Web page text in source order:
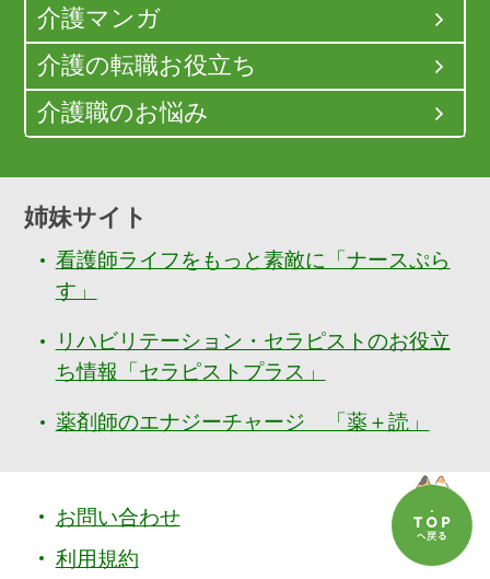
介護マンガ
介護の転職お役立ち
介護職のお悩み
姉妹サイト
看護師ライフをもっと素敵に「ナースぷら
す」
リハビリテーション・セラピストのお役立
ち情報「セラピストプラス」
薬剤師のエナジーチャージ 「薬＋読」
お問い合わせ
利用規約